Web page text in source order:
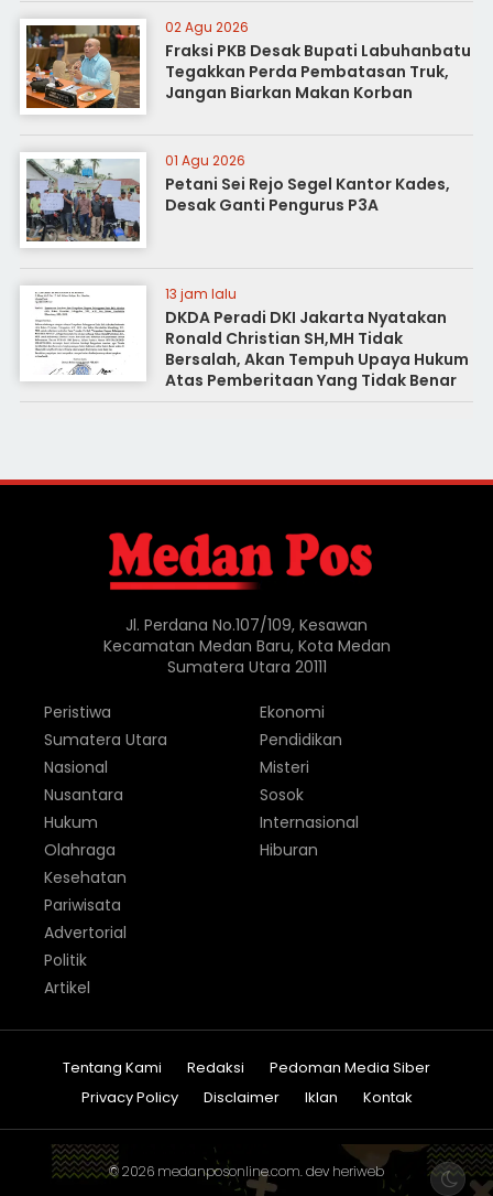
02 Agu 2026
Fraksi PKB Desak Bupati Labuhanbatu
Tegakkan Perda Pembatasan Truk,
Jangan Biarkan Makan Korban
01 Agu 2026
Petani Sei Rejo Segel Kantor Kades,
Desak Ganti Pengurus P3A
13 jam lalu
DKDA Peradi DKI Jakarta Nyatakan
Ronald Christian SH,MH Tidak
Bersalah, Akan Tempuh Upaya Hukum
Atas Pemberitaan Yang Tidak Benar
Jl. Perdana No.107/109, Kesawan
Kecamatan Medan Baru, Kota Medan
Sumatera Utara 20111
Peristiwa
Sumatera Utara
Nasional
Nusantara
Hukum
Olahraga
Ekonomi
Pendidikan
Misteri
Sosok
Internasional
Hiburan
Kesehatan
Pariwisata
Advertorial
Politik
Artikel
Tentang Kami Redaksi
Pedoman Media Siber
Privacy Policy
Disclaimer Iklan Kontak
© 2026 medanposonline.com. dev heriweb